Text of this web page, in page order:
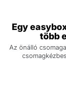
Egy
több
Az önálló